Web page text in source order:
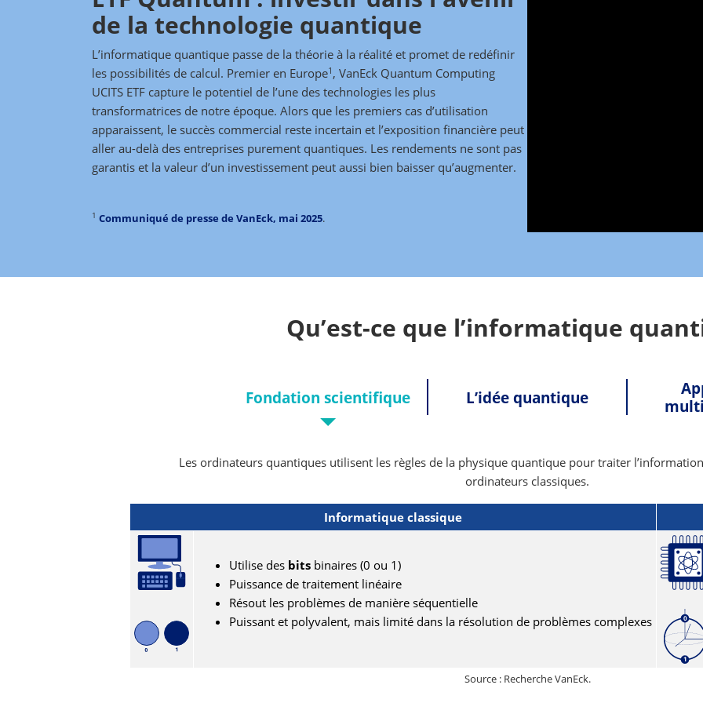
de la technologie quantique
L’informatique quantique passe de la théorie à la réalité et promet de redéfinir
les possibilités de calcul. Premier en Europe1 , VanEck Quantum Computing
UCITS ETF capture le potentiel de l’une des technologies les plus
transformatrices de notre époque. Alors que les premiers cas d’utilisation
apparaissent, le succès commercial reste incertain et l’exposition financière peut
aller au-delà des entreprises purement quantiques. Les rendements ne sont pas
garantis et la valeur d’un investissement peut aussi bien baisser qu’augmenter.
1 Communiqué de presse de VanEck, mai 2025.
Qu’est-ce que l’informatique
Fondation scientifique L’idée quantique
Les ordinateurs quantiques utilisent les règles de la physique quantique pour traiter
ordinateurs classiques.
Informatique classique
Utilise des bits binaires (0 ou 1)
Puissance de traitement linéaire
Résout les problèmes de manière séquentielle
Puissant et polyvalent, mais limité dans la résolution de problèmes complexes
Source : Recherche VanEck.